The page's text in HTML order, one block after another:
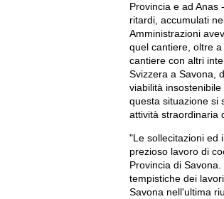
Provincia e ad
ritardi, accumulati
Amministrazioni
quel cantiere, oltre
cantiere con altri
Svizzera a Savona,
viabilità
questa situazione si
attività straordinaria
"Le sollecitazioni ed
prezioso lavoro di
Provincia di
tempistiche dei
Savona nell'ultima